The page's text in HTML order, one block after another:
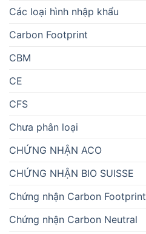
Các loại hình nhập khẩu
Carbon Footprint
CBM
CE
CFS
Chưa phân loại
CHỨNG NHẬN ACO
CHỨNG NHẬN BIO SUISSE
Chứng nhận Carbon Footprint
Chứng nhận Carbon Neutral